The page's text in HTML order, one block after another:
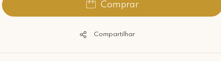
Comprar
Compartilhar